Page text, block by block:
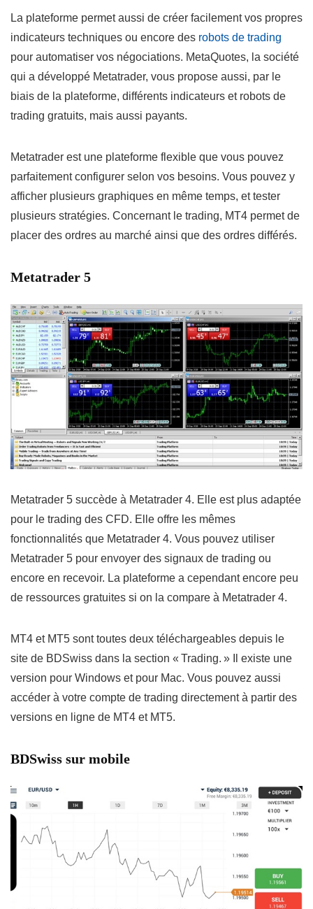
La plateforme permet aussi de créer facilement vos propres
indicateurs techniques ou encore des robots de trading
pour automatiser vos négociations. MetaQuotes, la société
qui a développé Metatrader, vous propose aussi, par le
biais de la plateforme, différents indicateurs et robots de
trading gratuits, mais aussi payants.
Metatrader est une plateforme flexible que vous pouvez
parfaitement configurer selon vos besoins. Vous pouvez y
afficher plusieurs graphiques en même temps, et tester
plusieurs stratégies. Concernant le trading, MT4 permet de
placer des ordres au marché ainsi que des ordres différés.
Metatrader 5
Metatrader 5 succède à Metatrader 4. Elle est plus adaptée
pour le trading des CFD. Elle offre les mêmes
fonctionnalités que Metatrader 4. Vous pouvez utiliser
Metatrader 5 pour envoyer des signaux de trading ou
encore en recevoir. La plateforme a cependant encore peu
de ressources gratuites si on la compare à Metatrader 4.
MT4 et MT5 sont toutes deux téléchargeables depuis le
site de BDSwiss dans la section « Trading. » Il existe une
version pour Windows et pour Mac. Vous pouvez aussi
accéder à votre compte de trading directement à partir des
versions en ligne de MT4 et MT5.
BDSwiss sur mobile